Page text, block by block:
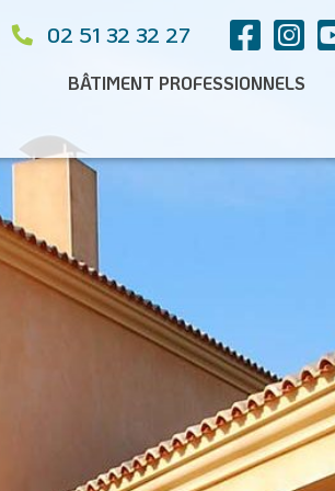
02 51 32 32 27
BÂTIMENT PROFESSIONNELS